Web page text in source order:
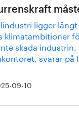
ligger
klimatambitioner
skada
svarar
09-10